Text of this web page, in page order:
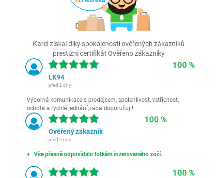
Karel získal díky spokojenosti ověřených zákazníků
prestižní certifikát Ověřeno zákazníky
100 %
LK94
před 2 dny
Výborná komunikace s prodejcem, spolehlivost, vstřícnost,
ochota a rychlé jednání, ráda doporučuji!
100 %
Ověřený zákazník
před 2 dny
Vše přesně odpovídalo fotkám inzerovaného zoží.
100 %